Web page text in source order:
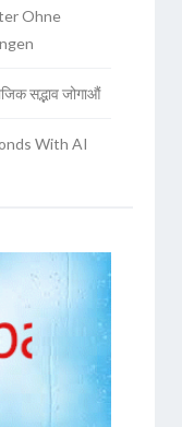
Ohne
सद्भाव जोगाऔं
With AI